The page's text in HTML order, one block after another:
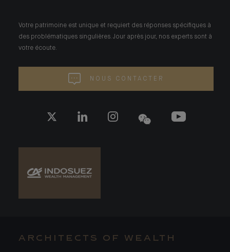
Votre patrimoine est unique et requiert des réponses spécifiques à
des problématiques singulières. Jour après jour, nos experts sont à
votre écoute.
NOUS CONTACTER
ARCHITECTS OF WEALTH